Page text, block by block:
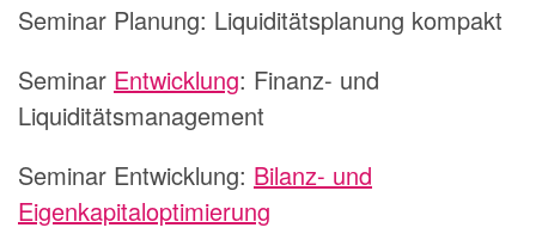
Seminar Planung: Liquiditätsplanung kompakt
Seminar Entwicklung: Finanz- und
Liquiditätsmanagement
Seminar Entwicklung: Bilanz- und
Eigenkapitaloptimierung